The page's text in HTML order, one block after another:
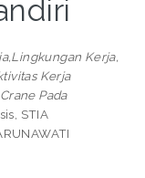
Kerja,
Kerja
Pada
STIA